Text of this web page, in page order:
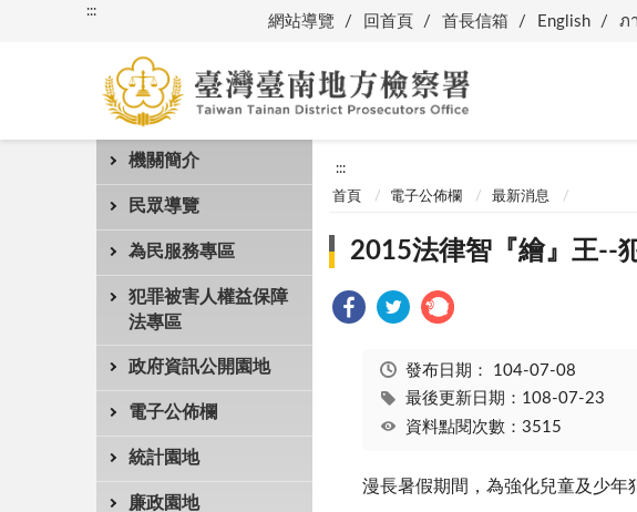
:::
網站導覽 回首頁 首長信箱 English ภ
機關簡介
民眾導覽
為民服務專區
犯罪被害人權益保障
法專區
政府資訊公開園地
電子公佈欄
統計園地
廉政園地
:::
首頁 電子公佈欄 最新消息
2015法律智『繪』王--
發布日期： 104-07-08
最後更新日期：108-07-23
資料點閱次數：3515
漫長暑假期間，為強化兒童及少